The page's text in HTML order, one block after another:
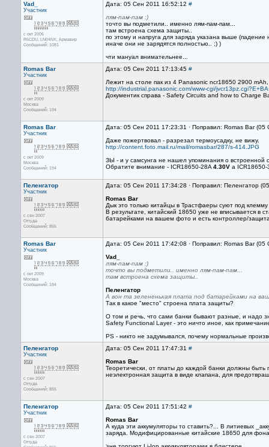
Vad_
Участник
с окт 2006
R6CDU, LN04NX, Армавир
Сообщений: 1081
Дата: 05 Сен 2011 16:52:12 #
лям-пам-пам :)
точто вы подметили.. именно лям-пам-пам...
там встроена схема защиты..
по этому и напруга для заряда указана выше
иначе они не зарядятся полностью.. ;) )
чти мануал внимательнее...
Romas Bar
Участник
с окт 2009
Москва
Сообщений: 194
Дата: 05 Сен 2011 17:13:45 #
Лежит на столе пак из 4 Panasonic ncr18650 2900
http://industrial.panasonic.com/www-cgi/
Документик справа - Safety Circuits and how to Charge
Romas Bar
Участник
с окт 2009
Москва
Сообщений: 194
Дата: 05 Сен 2011 17:23:31 · Поправил: Romas Bar
Даже пожертвовал - разрезал термоусадку, не вижу.
http://content.foto.mail.ru/mail/romasbar/287/s-414.JPG
ЗЫ - и у самсунга не нашел упоминания о встроенной
Обратите внимание - ICR18650-28A 4.30V а
Пеленгатор
Участник
с сен 2007
Оттуда
Сообщений: 855
Дата: 05 Сен 2011 17:34:28 · Поправил: Пеленгатор
Romas Bar
Дык это только китайцы в Трастфаеры суют под
В результате, китайский 18650 уже не вписывается в
батарейками на вашем фото и есть контроллер/
Romas Bar
Участник
с окт 2009
Москва
Сообщений: 194
Дата: 05 Сен 2011 17:42:08 · Поправил: Romas Bar
Vad_
лям-пам-пам :)
точто вы подметили.. именно лям-пам-пам...
там встроена схема защиты..
Пеленгатор
А вон та зелененькая плата под батарейками на
Так в какое "место" строена плата защиты?
О том и речь, что сами банки бывают разные, и надо
Safety Functional Layer - это ничто иное, как
PS - никто не задумывался, почему нормальные
Пеленгатор
Участник
с сен 2007
Оттуда
Сообщений: 855
Дата: 05 Сен 2011 17:47:31 #
Romas Bar
Теоретически, от платы до каждой банки должны
неэлектронная защита в виде клапана, для
Пеленгатор
Участник
с сен 2007
Оттуда
Дата: 05 Сен 2011 17:51:42 #
Romas Bar
А куда эти аккумуляторы то ставить?... В литиевых
заряда. Модифицированные китайские 18650 для